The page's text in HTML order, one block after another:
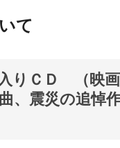
て
りＣＤ （映
、震災の追悼